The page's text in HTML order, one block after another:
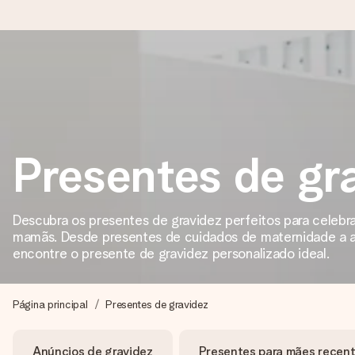
Preparamos o teu presente com toda a atenção e
4,7 (com base em +15.000 avaliações)
Os nossos presentes inspiram. Os clientes avaliam-nos com
Cria algo único em apenas alguns passos - com o nome
Presentes de
Descubra os presentes de gravidez perfeitos para
mamãs. Desde presentes de cuidados de maternidade a
encontre o presente de gravidez personalizado ideal.
Página principal Presentes de gravidez
Anúncios de gravidez Presentes para mães